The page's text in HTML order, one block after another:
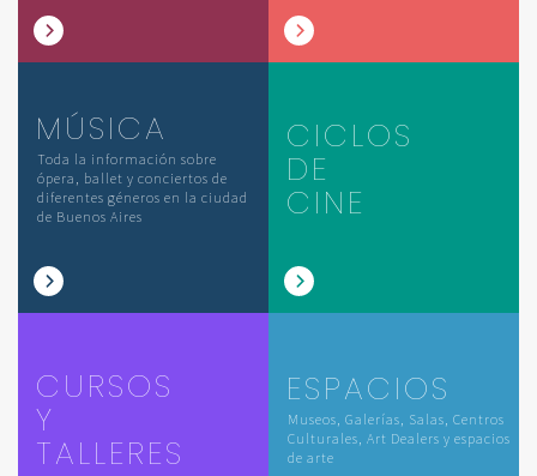
MÚSICA
Toda la información sobre
ópera, ballet y conciertos de
diferentes géneros en la ciudad
de Buenos Aires
CICLOS
DE
CINE
CURSOS
Y
TALLERES
ESPACIOS
Museos, Galerías, Salas, Centros
Culturales, Art Dealers y espacios
de arte